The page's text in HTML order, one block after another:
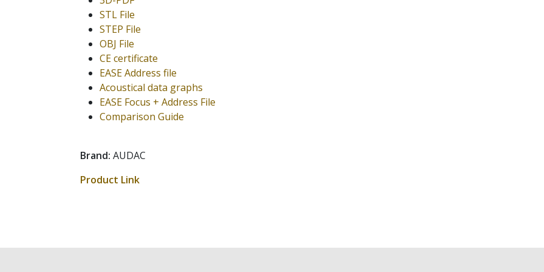
STL File
STEP File
OBJ File
CE certificate
EASE Address file
Acoustical data graphs
EASE Focus + Address File
Comparison Guide
Brand: AUDAC
Product Link